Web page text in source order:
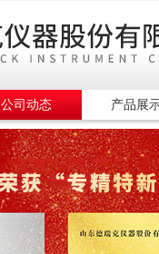
公司动态 产品展